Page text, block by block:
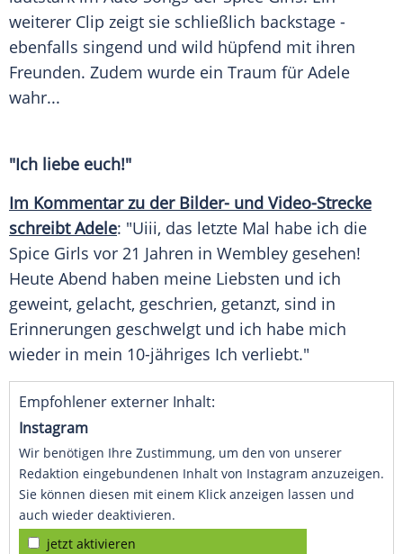
weiterer Clip zeigt sie schließlich backstage -
ebenfalls singend und wild hüpfend mit ihren
Freunden. Zudem wurde ein Traum für Adele
wahr...
"Ich liebe euch!"
Im Kommentar zu der Bilder- und Video-Strecke
schreibt Adele: "Uiii, das letzte Mal habe ich die
Spice Girls vor 21 Jahren in Wembley gesehen!
Heute Abend haben meine Liebsten und ich
geweint, gelacht, geschrien, getanzt, sind in
Erinnerungen geschwelgt und ich habe mich
wieder in mein 10-jähriges Ich verliebt."
Empfohlener externer Inhalt:
Instagram
Wir benötigen Ihre Zustimmung, um den von unserer
Redaktion eingebundenen Inhalt von Instagram anzuzeigen.
Sie können diesen mit einem Klick anzeigen lassen und
auch wieder deaktivieren.
jetzt aktivieren